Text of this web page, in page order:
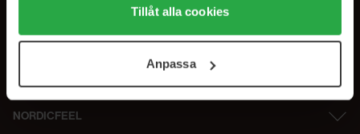
alla cookies, medan du under "Detaljer" kan anpassa
användningen av cookies. Du kan när som helst återkalla
samt vår Integritetspolicy.
Tillåt alla cookies
Anpassa
NORDICFEEL